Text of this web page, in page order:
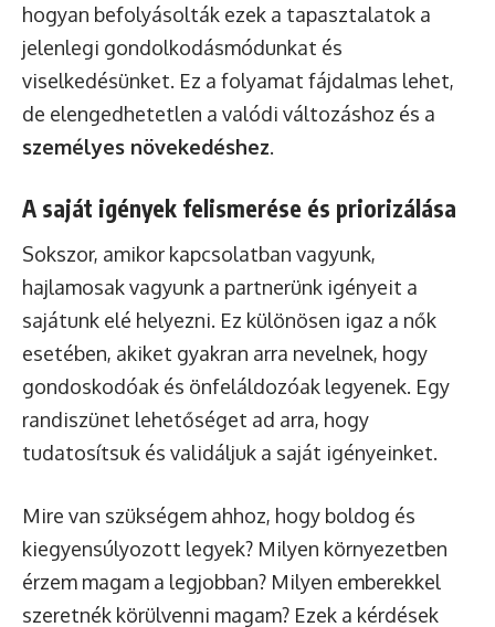
hogyan befolyásolták ezek a tapasztalatok a
jelenlegi gondolkodásmódunkat és
viselkedésünket. Ez a folyamat fájdalmas lehet,
de elengedhetetlen a valódi változáshoz és a
személyes növekedéshez.
A saját igények felismerése és priorizálása
Sokszor, amikor kapcsolatban vagyunk,
hajlamosak vagyunk a partnerünk igényeit a
sajátunk elé helyezni. Ez különösen igaz a nők
esetében, akiket gyakran arra nevelnek, hogy
gondoskodóak és önfeláldozóak legyenek. Egy
randiszünet lehetőséget ad arra, hogy
tudatosítsuk és validáljuk a saját igényeinket.
Mire van szükségem ahhoz, hogy boldog és
kiegyensúlyozott legyek? Milyen környezetben
érzem magam a legjobban? Milyen emberekkel
szeretnék körülvenni magam? Ezek a kérdések